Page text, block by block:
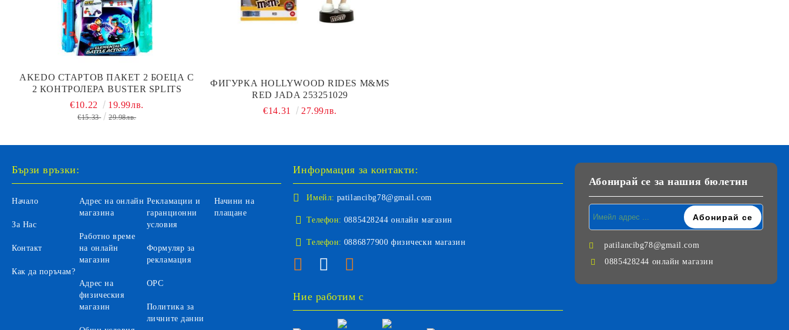
AKEDO СТАРТОВ ПАКЕТ 2 БОЕЦА С
2 КОНТРОЛЕРА BUSTER SPLITS
€10.22 19.99лв.
€15.33 29.98лв.
ФИГУРКА HOLLYWOOD RIDES M&MS
RED JADA 253251029
€14.31
27.99лв.
Бързи връзки:
Начало
За Нас
Контакт
Как да поръчам?
Адрес на онлайн
магазина
Работно време
на онлайн
магазин
Адрес на
физическия
магазин
Рекламации и
гаранционни
условия
Формуляр за
рекламация
ОРС
Политика за
личните данни
Начини на
плащане
Информация за контакти:
Имейл: patilancibg78@gmail.com
Телефон: 0885428244 онлайн магазин
Телефон: 0886877900 физически магазин
Ние работим с
Абонирай се за нашия бюлетин
patilancibg78@gmail.com
0885428244 онлайн магазин